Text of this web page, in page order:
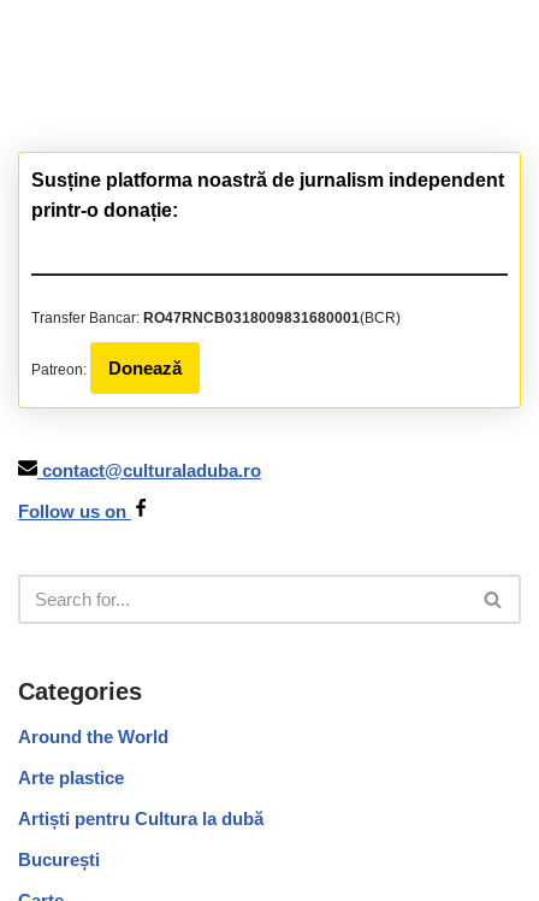
Susține platforma noastră de jurnalism independent
printr-o donație:
Transfer Bancar: RO47RNCB0318009831680001(BCR)
Patreon: Donează
contact@culturaladuba.ro
Follow us on
Categories
Around the World
Arte plastice
Artiști pentru Cultura la dubă
București